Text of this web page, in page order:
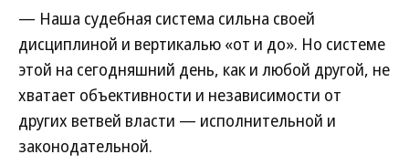
— Наша судебная система сильна своей
дисциплиной и вертикалью «от и до». Но системе
этой на сегодняшний день, как и любой другой, не
хватает объективности и независимости от
других ветвей власти — исполнительной и
законодательной.